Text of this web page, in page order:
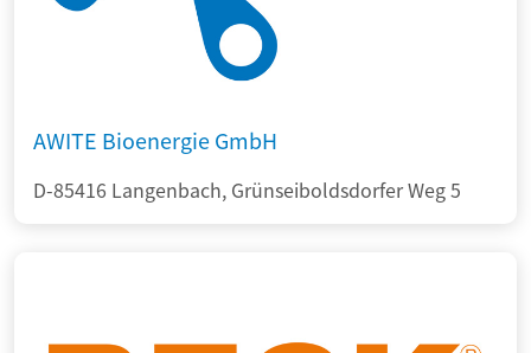
AWITE Bioenergie GmbH
D-85416 Langenbach, Grünseiboldsdorfer Weg 5